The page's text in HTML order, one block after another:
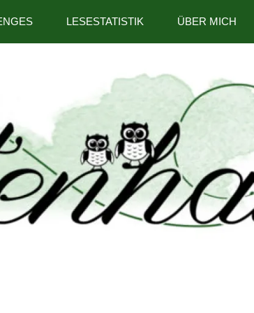
LESESTATISTIK ÜBER MICH